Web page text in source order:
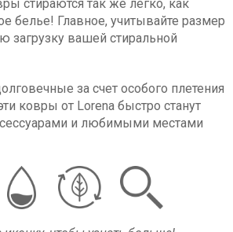
стираются так же легко, как
белье! Главное, учитывайте размер
загрузку вашей стиральной
за счет особого плетения
ковры от Lorena быстро станут
и любимыми местами